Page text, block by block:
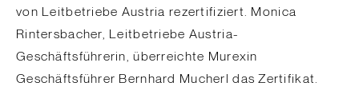
von Leitbetriebe Austria rezertifiziert. Monica
Rintersbacher, Leitbetriebe Austria-
Geschäftsführerin, überreichte Murexin
Geschäftsführer Bernhard Mucherl das Zertifikat.